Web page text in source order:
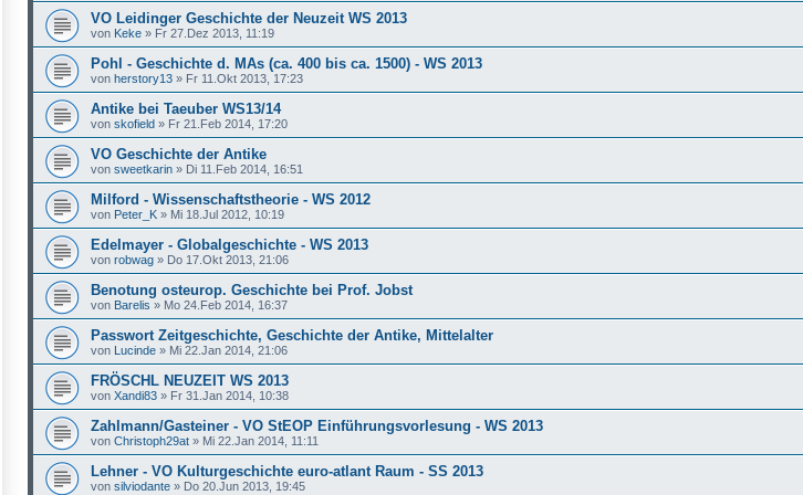
VO Leidinger Geschichte der Neuzeit WS 2013
von Keke » Fr 27.Dez 2013, 11:19
Pohl - Geschichte d. MAs (ca. 400 bis ca. 1500) - WS 2013
von herstory13 » Fr 11.Okt 2013, 17:23
Antike bei Taeuber WS13/14
von skofield » Fr 21.Feb 2014, 17:20
VO Geschichte der Antike
von sweetkarin » Di 11.Feb 2014, 16:51
Milford - Wissenschaftstheorie - WS 2012
von Peter_K » Mi 18.Jul 2012, 10:19
Edelmayer - Globalgeschichte - WS 2013
von robwag » Do 17.Okt 2013, 21:06
Benotung osteurop. Geschichte bei Prof. Jobst
von Barelis » Mo 24.Feb 2014, 16:37
Passwort Zeitgeschichte, Geschichte der Antike, Mittelalter
von Lucinde » Mi 22.Jan 2014, 21:06
FRÖSCHL NEUZEIT WS 2013
von Xandi83 » Fr 31.Jan 2014, 10:38
Zahlmann/Gasteiner - VO StEOP Einführungsvorlesung - WS 2013
von Christoph29at » Mi 22.Jan 2014, 11:11
Lehner - VO Kulturgeschichte euro-atlant Raum - SS 2013
von silviodante » Do 20.Jun 2013, 19:45